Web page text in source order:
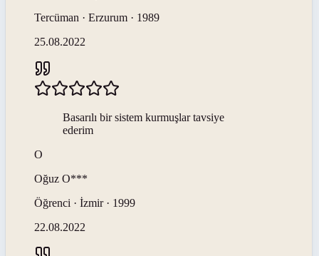
Tercüman · Erzurum · 1989
25.08.2022
Basarılı bir sistem kurmuşlar tavsiye
ederim
O
Oğuz O***
Öğrenci · İzmir · 1999
22.08.2022